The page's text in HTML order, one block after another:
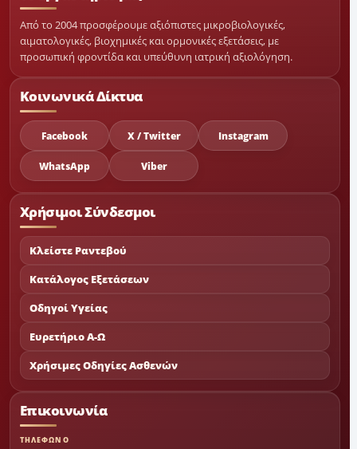
Από το 2004 προσφέρουμε αξιόπιστες μικροβιολογικές,
αιματολογικές, βιοχημικές και ορμονικές εξετάσεις, με
προσωπική φροντίδα και υπεύθυνη ιατρική αξιολόγηση.
Κοινωνικά Δίκτυα
Facebook X / Twitter Instagram
WhatsApp Viber
Χρήσιμοι Σύνδεσμοι
Κλείστε Ραντεβού
Κατάλογος Εξετάσεων
Οδηγοί Υγείας
Ευρετήριο Α-Ω
Χρήσιμες Οδηγίες Ασθενών
Επικοινωνία
ΤΗΛΕΦΩΝΟ